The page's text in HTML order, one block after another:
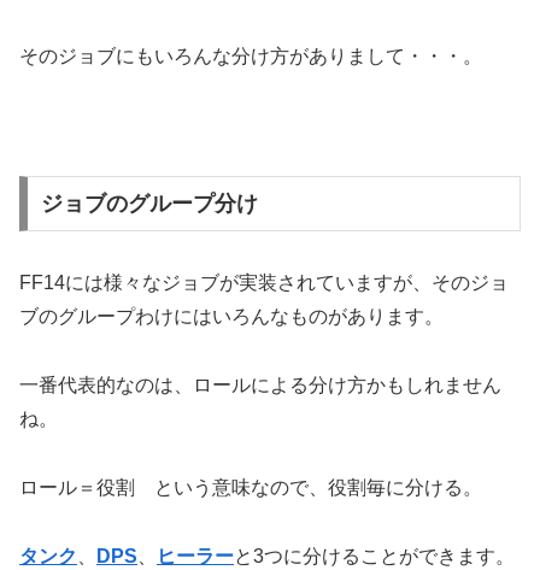
そのジョブにもいろんな分け方がありまして・・・。
ジョブのグループ分け
FF14には様々なジョブが実装されていますが、そのジョ
ブのグループわけにはいろんなものがあります。
一番代表的なのは、ロールによる分け方かもしれません
ね。
ロール＝役割 という意味なので、役割毎に分ける。
タンク DPS ヒーラーと3つに分けることができます。